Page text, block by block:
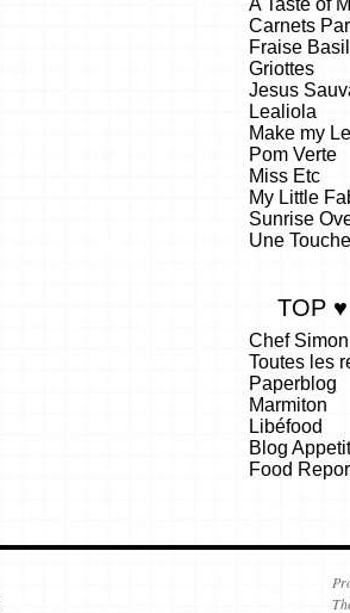
Carnets
Fraise
Griottes
Jesus
Lealiola
Make my
Pom Verte
Miss Etc
My Little
Sunrise
Une
TOP
Chef Simon
Toutes les
Paperblog
Marmiton
Libéfood
Blog Appetit
Food